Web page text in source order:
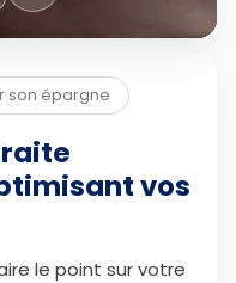
son épargne
vos
le point sur votre